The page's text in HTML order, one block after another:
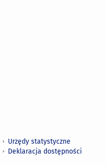
Urzędy statystyczne
Deklaracja dostępności